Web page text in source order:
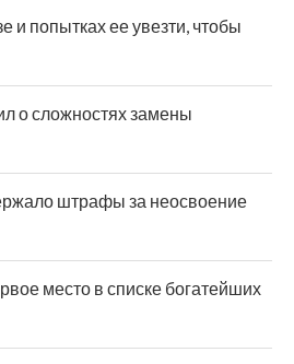
и попытках ее увезти, чтобы
о сложностях замены
штрафы за неосвоение
место в списке богатейших